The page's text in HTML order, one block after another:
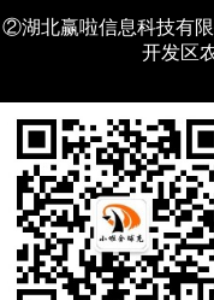
②湖北赢啦信息科技有
开发区